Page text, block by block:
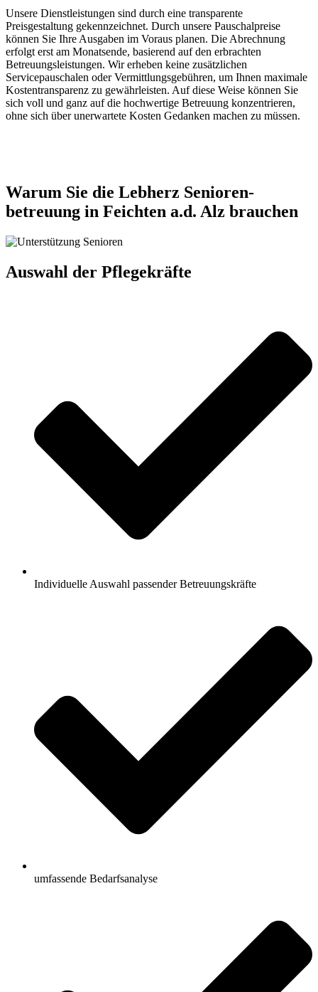
Unsere Dienstleistungen sind durch eine transparente
Preisgestaltung gekennzeichnet. Durch unsere Pauschalpreise
können Sie Ihre Ausgaben im Voraus planen. Die Abrechnung
erfolgt erst am Monatsende, basierend auf den erbrachten
Betreuungsleistungen. Wir erheben keine zusätzlichen
Servicepauschalen oder Vermittlungsgebühren, um Ihnen maximale
Kostentransparenz zu gewährleisten. Auf diese Weise können Sie
sich voll und ganz auf die hochwertige Betreuung konzentrieren,
ohne sich über unerwartete Kosten Gedanken machen zu müssen.
Warum Sie die Lebherz Senioren­
betreuung in Feichten a.d. Alz brauchen
Auswahl der Pflegekräfte
Individuelle Auswahl passender Betreuungskräfte
umfassende Bedarfsanalyse